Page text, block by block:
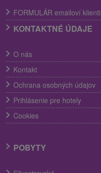
FORMULÁR emailoví klienti
KONTAKTNÉ ÚDAJE
O nás
Kontakt
Ochrana osobných údajov
Prihlásenie pre hotely
Cookies
POBYTY